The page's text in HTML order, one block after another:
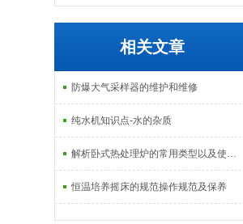
相关文章
防爆大气采样器的维护和维修
纯水机知识点-水的杂质
解析卧式热处理炉的常用类型以及使用特点
恒温培养摇床的规范操作规范及保养